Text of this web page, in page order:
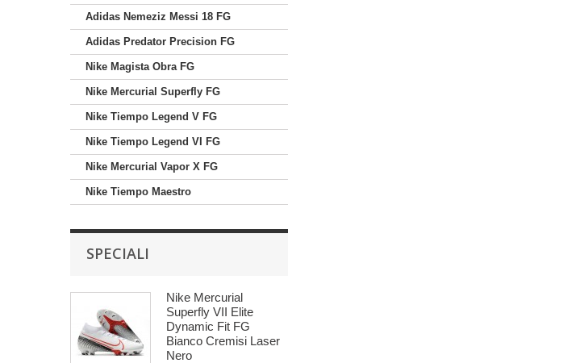
Adidas Nemeziz Messi 18 FG
Adidas Predator Precision FG
Nike Magista Obra FG
Nike Mercurial Superfly FG
Nike Tiempo Legend V FG
Nike Tiempo Legend VI FG
Nike Mercurial Vapor X FG
Nike Tiempo Maestro
SPECIALI
Nike Mercurial
Superfly VII Elite
Dynamic Fit FG
Bianco Cremisi Laser
Nero